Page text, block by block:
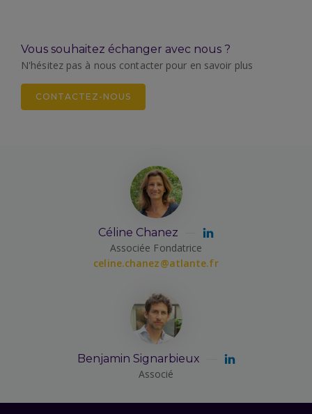
Vous souhaitez échanger avec nous ?
N'hésitez pas à nous contacter pour en savoir plus
CONTACTEZ-NOUS
Céline Chanez
Associée Fondatrice
celine.chanez@atlante.fr
Benjamin Signarbieux
Associé